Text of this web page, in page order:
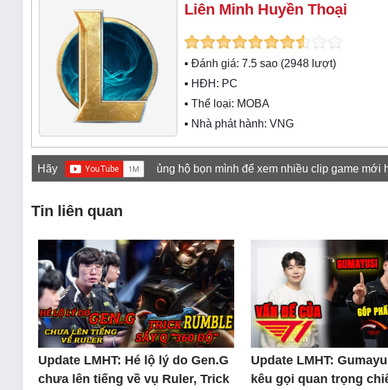
Liên Minh Huyền Thoại
▪ Đánh giá: 7.5 sao (2948 lượt)
▪ HĐH: PC
▪ Thể loại: MOBA
▪ Nhà phát hành: VNG
Hãy ủng hộ bọn mình để xem nhiều clip game mới
Tin liên quan
Update LMHT: Hé lộ lý do Gen.G
chưa lên tiếng về vụ Ruler, Trick
Update LMHT:
kêu gọi quan trọng